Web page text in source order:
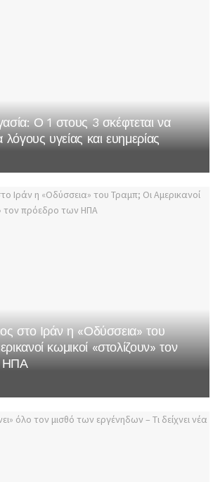
Ο 1 στους 3 σκέφτεται να
λόγους υγείας και ευημερίας
στο Ιράν η «Οδύσσεια» του
κωμικοί «στολίζουν» τον
ΗΠΑ